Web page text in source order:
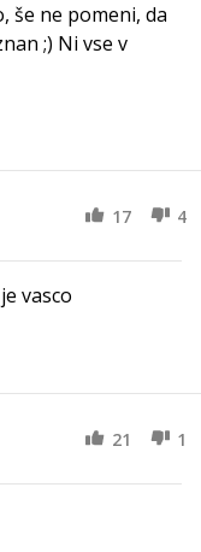
še ne pomeni, da
;) Ni vse v
17 4
vasco
21 1